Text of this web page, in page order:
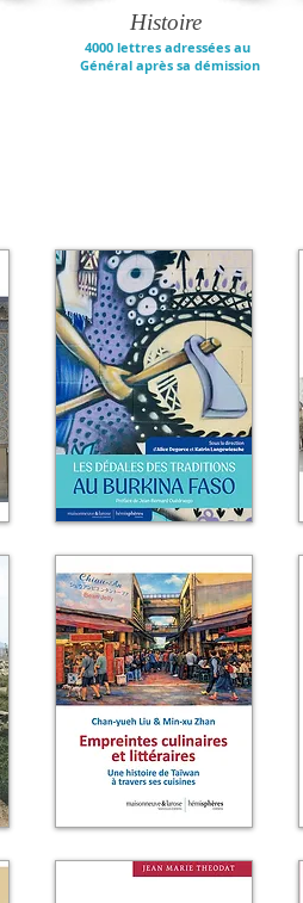
Histoire
4000 lettres adressées au
Général après sa démission